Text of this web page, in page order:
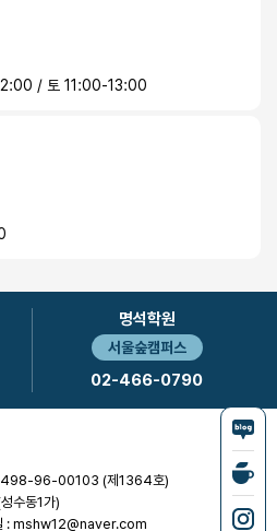
/ 토 11:00-13:00
명석학원
서울숲캠퍼스
02-466-0790
: 498-96-00103 (제1364호)
수동1가)
: mshw12@naver.com